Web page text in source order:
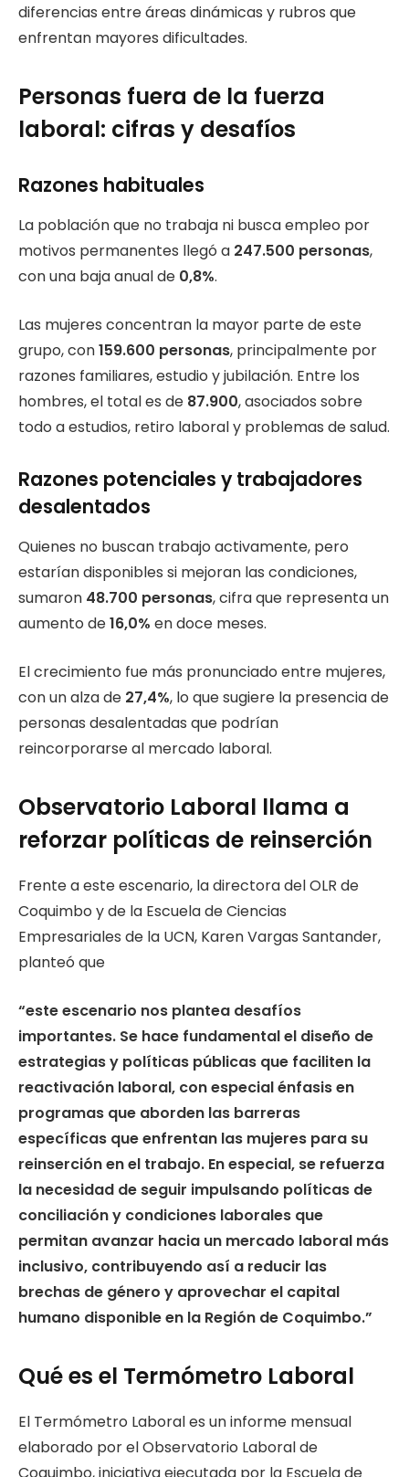
diferencias entre áreas dinámicas y rubros que
enfrentan mayores dificultades.
Personas fuera de la fuerza
laboral: cifras y desafíos
Razones habituales
La población que no trabaja ni busca empleo por
motivos permanentes llegó a 247.500 personas,
con una baja anual de 0,8%.
Las mujeres concentran la mayor parte de este
grupo, con159.600 personas, principalmente por
razones familiares, estudio y jubilación. Entre los
hombres, el total es de 87.900, asociados sobre
todo a estudios, retiro laboral y problemas de salud.
Razones potenciales y trabajadores
desalentados
Quienes no buscan trabajo activamente, pero
estarían disponibles si mejoran las condiciones,
sumaron 48.700 personas, cifra que representa un
aumento de16,0% en doce meses.
El crecimiento fue más pronunciado entre mujeres,
con un alza de 27,4%, lo que sugiere la presencia de
personas desalentadas que podrían
reincorporarse al mercado laboral.
Observatorio Laboral llama a
reforzar políticas de reinserción
Frente a este escenario, la directora del OLR de
Coquimbo y de la Escuela de Ciencias
Empresariales de la UCN, Karen Vargas Santander,
planteó que
“este escenario nos plantea desafíos
importantes. Se hace fundamental el diseño de
estrategias y políticas públicas que faciliten la
reactivación laboral, con especial énfasis en
programas que aborden las barreras
específicas que enfrentan las mujeres para su
reinserción en el trabajo. En especial, se refuerza
la necesidad de seguir impulsando políticas de
conciliación y condiciones laborales que
permitan avanzar hacia un mercado laboral más
inclusivo, contribuyendo así a reducir las
brechas de género y aprovechar el capital
humano disponible en la Región de Coquimbo.”
Qué es el Termómetro Laboral
El Termómetro Laboral es un informe mensual
elaborado por el Observatorio Laboral de